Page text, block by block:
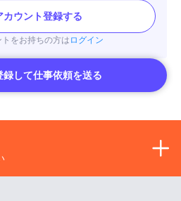
カウント登録する
をお持ちの方は ログイン
録して仕事依頼を送る